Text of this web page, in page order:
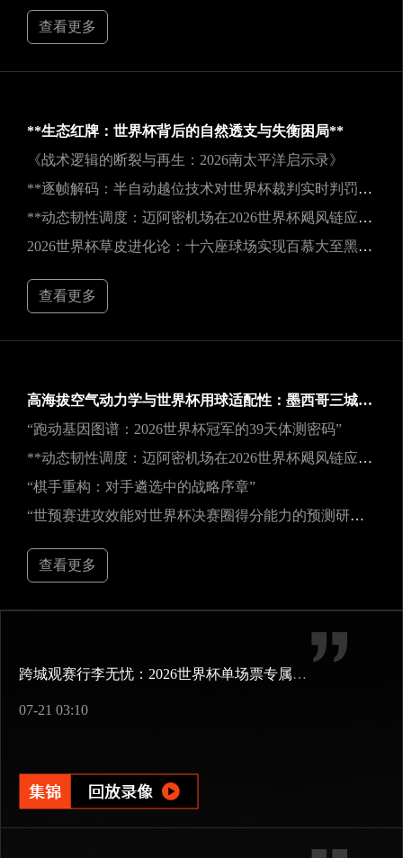
查看更多
**生态红牌：世界杯背后的自然透支与失衡困局**
《战术逻辑的断裂与再生：2026南太平洋启示录》
**逐帧解码：半自动越位技术对世界杯裁判实时判罚决策的重塑**
**动态韧性调度：迈阿密机场在2026世界杯飓风链应急中的中枢重构**
2026世界杯草皮进化论：十六座球场实现百慕大至黑麦草的生态跃迁
查看更多
高海拔空气动力学与世界杯用球适配性：墨西哥三城实地验证研究
“跑动基因图谱：2026世界杯冠军的39天体测密码”
**动态韧性调度：迈阿密机场在2026世界杯飓风链应急中的中枢重构**
“棋手重构：对手遴选中的战略序章”
“世预赛进攻效能对世界杯决赛圈得分能力的预测研究——以2026年美加墨世界杯为例”
查看更多
跨城观赛行李无忧：2026世界杯单场票专属行李“门到门”跨城速达方案
07-21 03:10